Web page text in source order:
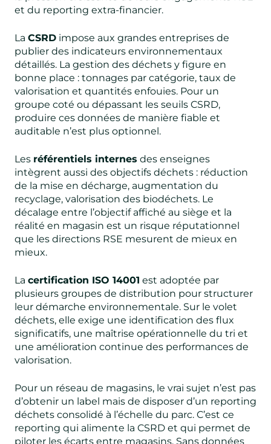
et du reporting extra-financier.
La CSRD impose aux grandes entreprises de
publier des indicateurs environnementaux
détaillés. La gestion des déchets y figure en
bonne place : tonnages par catégorie, taux de
valorisation et quantités enfouies. Pour un
groupe coté ou dépassant les seuils CSRD,
produire ces données de manière fiable et
auditable n’est plus optionnel.
Les référentiels internes des enseignes
intègrent aussi des objectifs déchets : réduction
de la mise en décharge, augmentation du
recyclage, valorisation des biodéchets. Le
décalage entre l’objectif affiché au siège et la
réalité en magasin est un risque réputationnel
que les directions RSE mesurent de mieux en
mieux.
La certification ISO 14001 est adoptée par
plusieurs groupes de distribution pour structurer
leur démarche environnementale. Sur le volet
déchets, elle exige une identification des flux
significatifs, une maîtrise opérationnelle du tri et
une amélioration continue des performances de
valorisation.
Pour un réseau de magasins, le vrai sujet n’est pas
d’obtenir un label mais de disposer d’un reporting
déchets consolidé à l’échelle du parc. C’est ce
reporting qui alimente la CSRD et qui permet de
piloter les écarts entre magasins. Sans données